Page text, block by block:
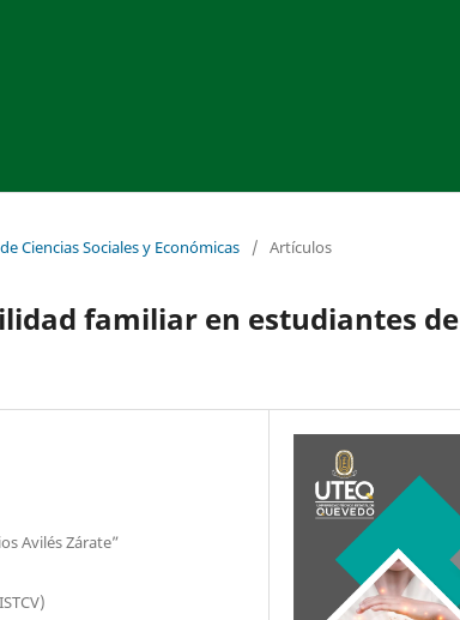
Ciencias Sociales y Económicas / Artículos
familiar en estudiantes de
Avilés Zárate”